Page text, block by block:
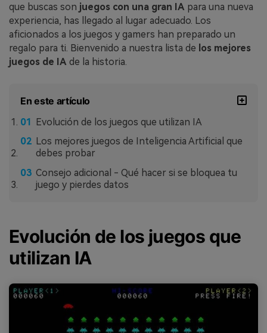
que buscas son juegos con una gran IA para una nueva
experiencia, has llegado al lugar adecuado.󠀲󠀡󠀣󠀨󠀡󠀨󠀡󠀧󠀦󠀳󠀰 Los
aficionados a los juegos y gamers han preparado un
regalo para ti. Bienvenido a nuestra lista de los mejores
juegos de IA de la historia.
En este artículo
Evolución de los juegos que utilizan IA
Los mejores juegos de Inteligencia Artificial que
debes probar
Consejo adicional - Qué hacer si se bloquea tu
juego y pierdes datos
Evolución de los juegos que
utilizan IA